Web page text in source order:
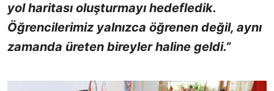
yol haritası oluşturmayı hedefledik.
Öğrencilerimiz yalnızca öğrenen değil, aynı
zamanda üreten bireyler haline geldi.”